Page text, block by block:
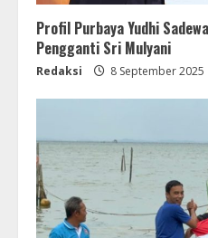
Profil Purbaya Yudhi
Pengganti Sri Mulyani
Redaksi 8 September 2025